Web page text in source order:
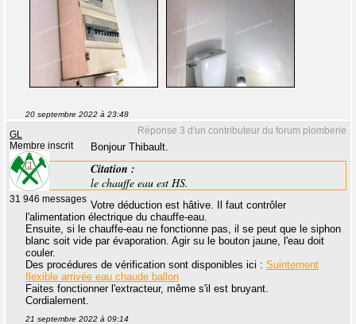
20 septembre 2022 à 23:48
Réponse 3 d'un contributeur du forum plomberie
GL
Membre inscrit
31 946 messages
Bonjour Thibault.
Citation :
le chauffe eau est HS.
Votre déduction est hâtive. Il faut contrôler
l'alimentation électrique du chauffe-eau.
Ensuite, si le chauffe-eau ne fonctionne pas, il se peut que le siphon
blanc soit vide par évaporation. Agir su le bouton jaune, l'eau doit
couler.
Des procédures de vérification sont disponibles ici : Suintement
flexible arrivée eau chaude ballon
Faites fonctionner l'extracteur, même s'il est bruyant.
Cordialement.
21 septembre 2022 à 09:14